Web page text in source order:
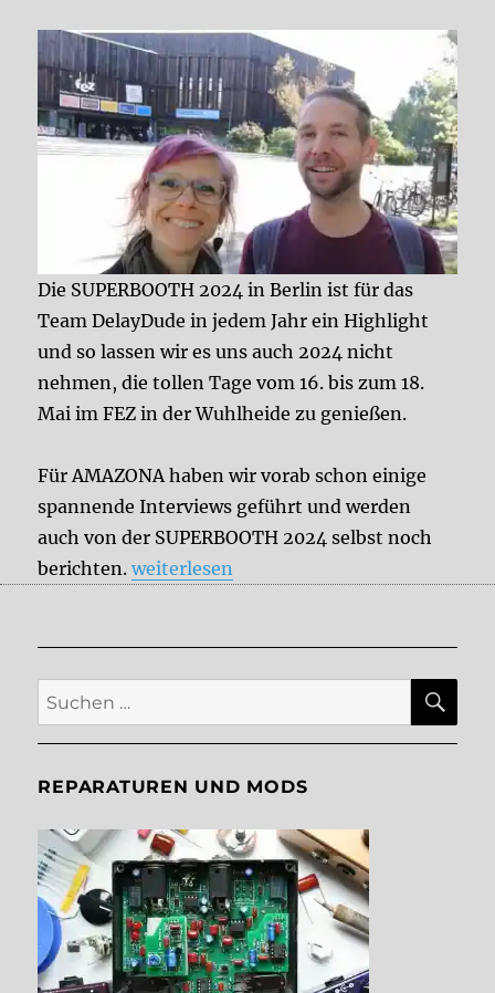
Die SUPERBOOTH 2024 in Berlin ist für das
Team DelayDude in jedem Jahr ein Highlight
und so lassen wir es uns auch 2024 nicht
nehmen, die tollen Tage vom 16. bis zum 18.
Mai im FEZ in der Wuhlheide zu genießen.
Für AMAZONA haben wir vorab schon einige
spannende Interviews geführt und werden
auch von der SUPERBOOTH 2024 selbst noch
berichten.„Team DelayDude auf der SUPERBOOTH
weiterlesen
Suche
nach:
REPARATUREN UND MODS